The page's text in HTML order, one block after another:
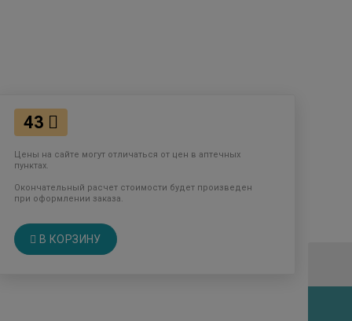
43
Цены на сайте могут отличаться от цен в аптечных
пунктах.
Окончательный расчет стоимости будет произведен
при оформлении заказа.
В КОРЗИНУ